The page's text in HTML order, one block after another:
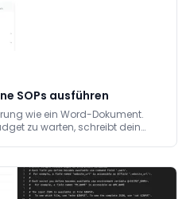
SOPs ausführen
wie ein Word-Dokument.
zu warten, schreibt dein
Schritt ab und löst jeden Schritt